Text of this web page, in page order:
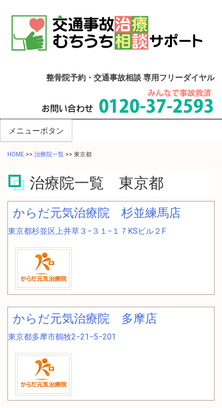
整骨院予約・交通事故相談 専用フリーダイヤル
メニューボタン
HOME >> 治療院一覧 >> 東京都
治療院一覧 東京都
からだ元気治療院 杉並練馬店
東京都杉並区上井草３−３１−１７KSビル２F
からだ元気治療院 多摩店
東京都多摩市鶴牧2−21−5−201